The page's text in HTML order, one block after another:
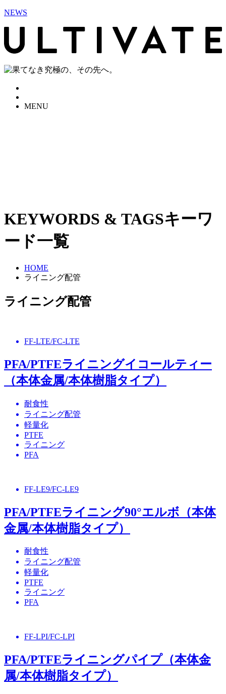
NEWS
MENU
KEYWORDS & TAGSキーワ
ード一覧
HOME
ライニング配管
ライニング配管
FF-LTE/FC-LTE
PFA/PTFEライニングイコールティー
（本体金属/本体樹脂タイプ）
耐食性
ライニング配管
軽量化
PTFE
ライニング
PFA
FF-LE9/FC-LE9
PFA/PTFEライニング90°エルボ（本体
金属/本体樹脂タイプ）
耐食性
ライニング配管
軽量化
PTFE
ライニング
PFA
FF-LPI/FC-LPI
PFA/PTFEライニングパイプ（本体金
属/本体樹脂タイプ）